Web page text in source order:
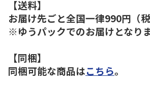
【送料】
お届け先ごと全国一律990円（税
※ゆうパックでのお届けとなりま
【同梱】
同梱可能な商品はこちら。